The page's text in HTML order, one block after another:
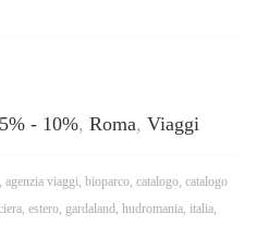
5% - 10%, Roma, Viaggi
agenzia viaggi bioparco catalogo catalogo
estero gardaland hudromania italia